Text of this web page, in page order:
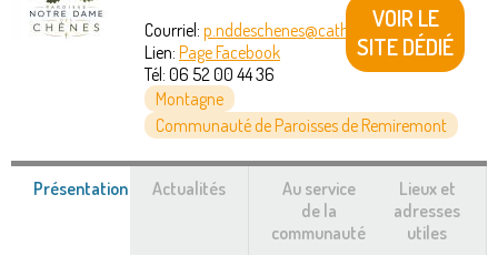
êtes
Courriel: p.nddeschenes@catholique88.fr
Lien: Page Facebook
Tél: 06 52 00 44 36
Montagne
Communauté de Paroisses de Remiremont
VOIR LE
SITE DÉDIÉ
Présentation (onglet
Actualités
Au service
de la
communauté
Lieux et
adresses
utiles